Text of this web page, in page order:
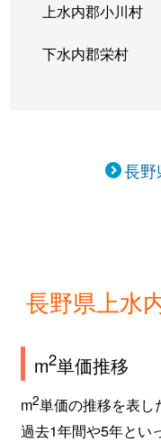
上水内郡小川村
下水内郡栄村
長野
長野県上水
m2単価推移
m2単価の推移を表し
過去1年間や5年とい